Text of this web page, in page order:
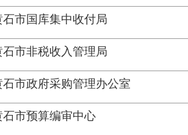
石市国库集中收付局
石市非税收入管理局
石市政府采购管理办公室
石市预算编审中心